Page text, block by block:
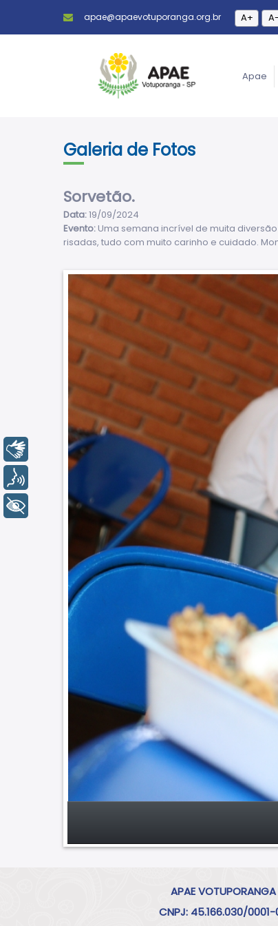
apae@apaevotuporanga.org.br A+ A-
Apae
Galeria de Fotos
Sorvetão.
Data:19/09/2024
Evento: Uma semana incrível de muita
risadas, tudo com muito carinho e cuidado.
APAE VOTUPORANGA
CNPJ: 45.166.030/
Libras
+ Acessibilidade